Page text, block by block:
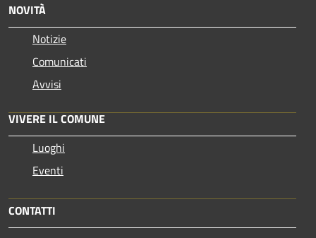
NOVITÀ
Notizie
Comunicati
Avvisi
VIVERE IL COMUNE
Luoghi
Eventi
CONTATTI